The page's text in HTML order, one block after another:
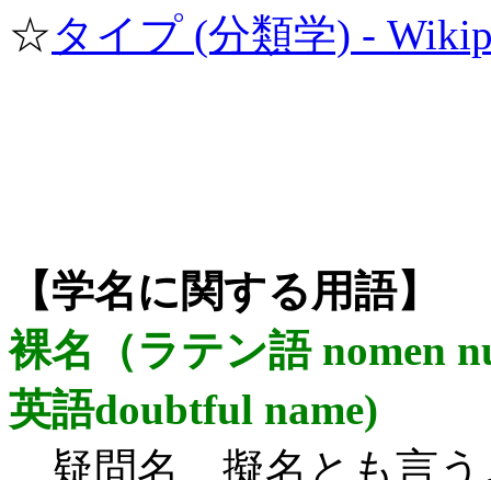
☆タイプ (分類学) -
【学名に関する用語】
裸名（ラテン語 nomen
英語doubtful name)
疑問名、擬名とも言う